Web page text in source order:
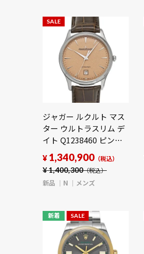
SALE
ジャガー ルクルト マス
ター ウルトラスリム デ
イト Q1238460 ピンク
メンズ 時計 【新品】
【wristwatch】
¥1,400,300（税込）
¥ 1,340,900 （税込）
新品 N メンズ
新着 SALE